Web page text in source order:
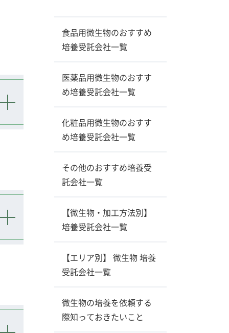
食品用微生物のおすすめ
培養受託会社一覧
医薬品用微生物のおすす
め培養受託会社一覧
化粧品用微生物のおすす
め培養受託会社一覧
その他のおすすめ培養受
託会社一覧
【微生物・加工方法別】
培養受託会社一覧
【エリア別】 微生物 培養
受託会社一覧
微生物の培養を依頼する
際知っておきたいこと